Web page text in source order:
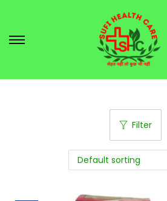
Filter